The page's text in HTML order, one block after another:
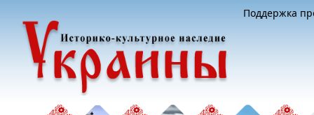
Поддержка